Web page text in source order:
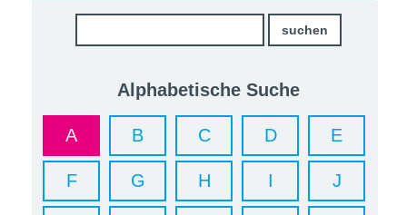
Alphabetische Suche
A B C D E
F G H I J